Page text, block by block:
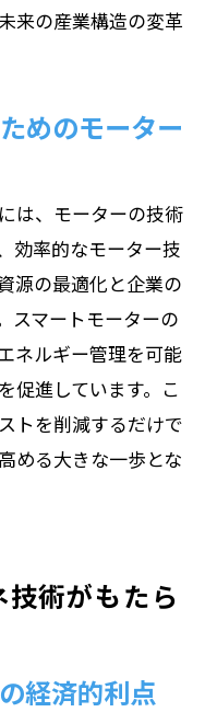
来の産業構造の変革
めのモーター
は、モーターの技術
効率的なモーター技
源の最適化と企業の
スマートモーターの
ネルギー管理を可能
促進しています。こ
トを削減するだけで
める大きな一歩とな
術がもたら
経済的利点